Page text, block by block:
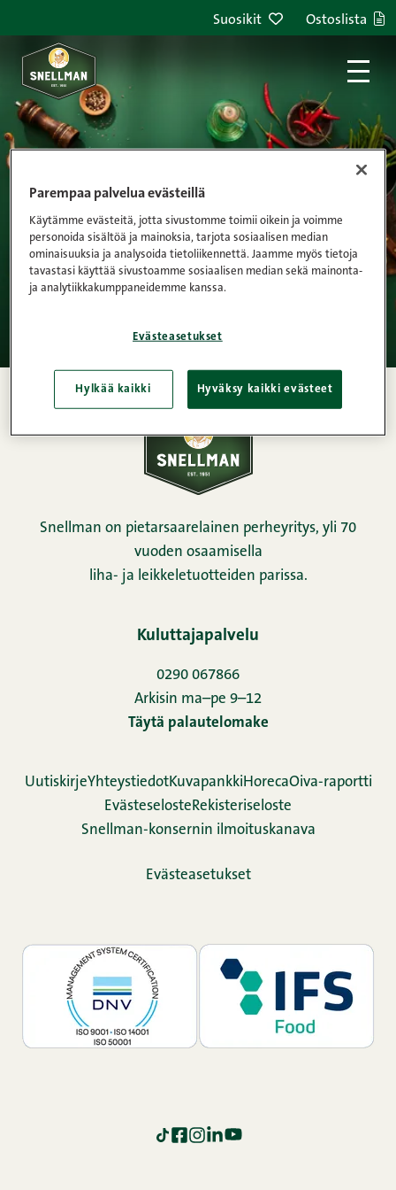
Suosikit Ostoslista
artikkelit
Snellman on pietarsaarelainen perheyritys, yli 70
vuoden osaamisella
liha- ja leikkeletuotteiden parissa.
Kuluttajapalvelu
0290 067866
Arkisin ma–pe 9–12
Täytä palautelomake
UutiskirjeYhteystiedotKuvapankki HorecaOiva-raportti
Evästeseloste Rekisteriseloste
Snellman-konsernin ilmoituskanava
Evästeasetukset
TikTok
Facebook
Instagram
LinkedIn
YouTube
Parempaa palvelua evästeillä
Käytämme evästeitä, jotta sivustomme toimii oikein ja voimme
personoida sisältöä ja mainoksia, tarjota sosiaalisen median
ominaisuuksia ja analysoida tietoliikennettä. Jaamme myös tietoja
tavastasi käyttää sivustoamme sosiaalisen median sekä mainonta-
ja analytiikkakumppaneidemme kanssa.
Evästeasetukset
Hylkää kaikki Hyväksy kaikki evästeet